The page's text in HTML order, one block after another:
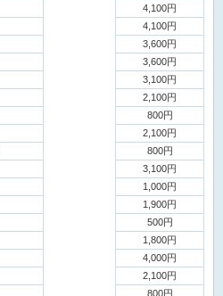
4,100円
4,100円
3,600円
3,600円
3,100円
2,100円
800円
2,100円
800円
3,100円
1,000円
1,900円
500円
1,800円
4,000円
2,100円
800円